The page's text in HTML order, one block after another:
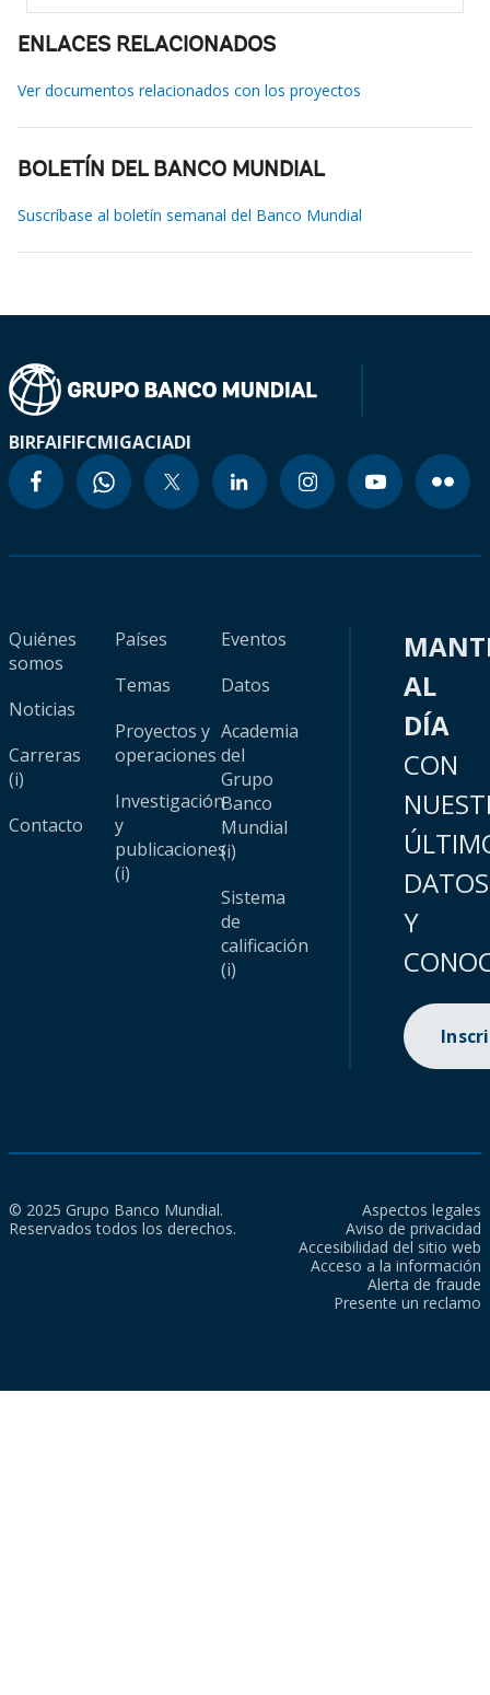
ENLACES RELACIONADOS
Ver documentos relacionados con los proyectos
BOLETÍN DEL BANCO MUNDIAL
Suscríbase al boletín semanal del Banco Mundial
BIRFAIFIFCMIGACIADI
Quiénes
somos
Noticias
Carreras
(i)
Contacto
Países
Temas
Proyectos y
operaciones
Investigación
y
publicaciones
(i)
Eventos
Datos
Academia
del
Grupo
Banco
Mundial
(i)
Sistema
de
calificación
(i)
AL
DÍA
CON
DATOS
Y
© 2025 Grupo Banco Mundial.
Reservados todos los derechos.
Aspectos legales
Aviso de privacidad
Accesibilidad del sitio web
Acceso a la información
Alerta de fraude
Presente un reclamo